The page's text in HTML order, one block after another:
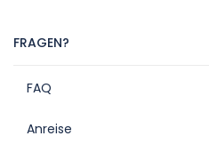
FRAGEN?
FAQ
Anreise